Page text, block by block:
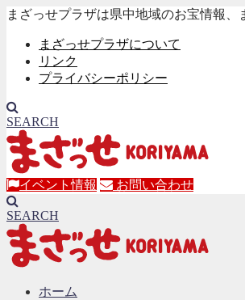
まざっせプラザは県中地域のお宝情報、
まざっせプラザについて
リンク
プライバシーポリシー
SEARCH
イベント情報 お問い合わせ
SEARCH
ホーム